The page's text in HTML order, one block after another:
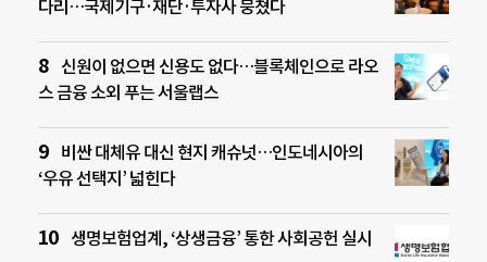
다리…국제기구·재단·투자사 뭉쳤다
신원이 없으면 신용도 없다…블록체인으로 라오
스 금융 소외 푸는 서울랩스
비싼 대체유 대신 현지 캐슈넛…인도네시아의
‘우유 선택지’ 넓힌다
생명보험업계, ‘상생금융’ 통한 사회공헌 실시